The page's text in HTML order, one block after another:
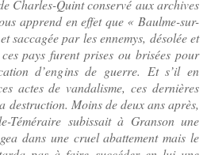
Charles-Quint conservé aux archives
apprend en effet que « Baulme-sur-
saccagée par les ennemys, désolée et
pays furent prises ou brisées pour
d’engins de guerre. Et s’il en
actes de vandalisme, ces dernières
destruction. Moins de deux ans après,
Téméraire subissait à Granson une
dans une cruel abattement mais le